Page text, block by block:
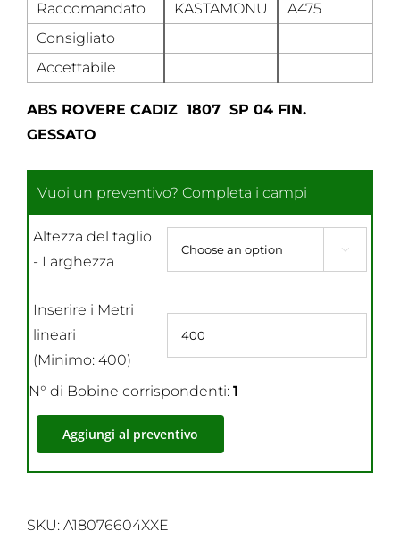
Raccomandato
KASTAMONU
A475
Consigliato
Accettabile
ABS ROVERE CADIZ 1807 SP 04 FIN.
GESSATO
Altezza del taglio
- Larghezza

Inserire i Metri
lineari
(Minimo: 400)
N° di Bobine corrispondenti: 1
Aggiungi al preventivo
SKU: A18076604XXE